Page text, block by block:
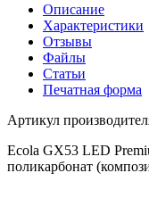
Описание
Характеристики
Отзывы
Файлы
Статьи
Печатная форма
Артикул
Ecola GX53 LED
поликарбонат